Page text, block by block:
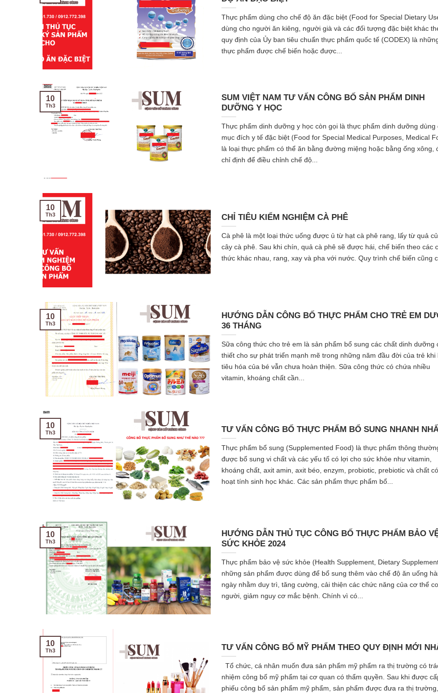
Thực phẩm dùng cho chế độ ăn đặc biệt (Food for Special Dietary
dùng cho người ăn kiêng, người già và các đối tượng đặc biệt khác
quy định của Ủy ban tiêu chuẩn thực phẩm quốc tế (CODEX) là
thực phẩm được chế biến hoặc được...
SUM VIỆT NAM TƯ VẤN CÔNG BỐ SẢN PHẨM DINH
DƯỠNG Y HỌC
Thực phẩm dinh dưỡng y học còn gọi là thực phẩm dinh dưỡng dùng
mục đích y tế đặc biệt (Food for Special Medical Purposes, Medical
là loại thực phẩm có thể ăn bằng đường miệng hoặc bằng ống xông,
chỉ định để điều chỉnh chế độ...
10
Th3
CHỈ TIÊU KIỂM NGHIỆM CÀ PHÊ
Cà phê là một loại thức uống được ủ từ hạt cà phê rang, lấy từ quả
cây cà phê. Sau khi chín, quả cà phê sẽ được hái, chế biến theo các
thức khác nhau, rang, xay và pha với nước. Quy trình chế biến cũng
10
Th3
HƯỚNG DẪN CÔNG BỐ THỰC PHẨM CHO TRẺ EM
36 THÁNG
Sữa công thức cho trẻ em là sản phẩm bổ sung các chất dinh dưỡng
thiết cho sự phát triển mạnh mẽ trong những năm đầu đời của trẻ khi
tiêu hóa của bé vẫn chưa hoàn thiện. Sữa công thức có chứa nhiều
vitamin, khoáng chất cần...
10
Th3
TƯ VẤN CÔNG BỐ THỰC PHẨM BỔ SUNG NHANH
Thực phẩm bổ sung (Supplemented Food) là thực phẩm thông
được bổ sung vi chất và các yếu tố có lợi cho sức khỏe như vitamin,
khoáng chất, axit amin, axit béo, enzym, probiotic, prebiotic và chất có
hoạt tính sinh học khác. Các sản phẩm thực phẩm bổ...
10
Th3
HƯỚNG DẪN THỦ TỤC CÔNG BỐ THỰC PHẨM BẢO
SỨC KHỎE 2024
Thực phẩm bảo vệ sức khỏe (Health Supplement, Dietary
những sản phẩm được dùng để bổ sung thêm vào chế độ ăn uống
ngày nhằm duy trì, tăng cường, cải thiện các chức năng của cơ thể
người, giảm nguy cơ mắc bệnh. Chính vì có...
10
Th3
TƯ VẤN CÔNG BỐ MỸ PHẨM THEO QUY ĐỊNH MỚI
Tổ chức, cá nhân muốn đưa sản phẩm mỹ phẩm ra thị trường có
nhiệm công bố mỹ phẩm tại cơ quan có thẩm quyền. Sau khi được
phiếu công bố sản phẩm mỹ phẩm, sản phẩm được đưa ra thị trường,
10
Th3